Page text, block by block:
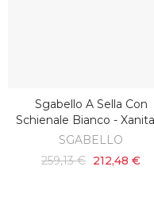
SCOPRI
Sgabello A Sella Con
Schienale Bianco -
SGABELLO
259,13 € 212,48 €